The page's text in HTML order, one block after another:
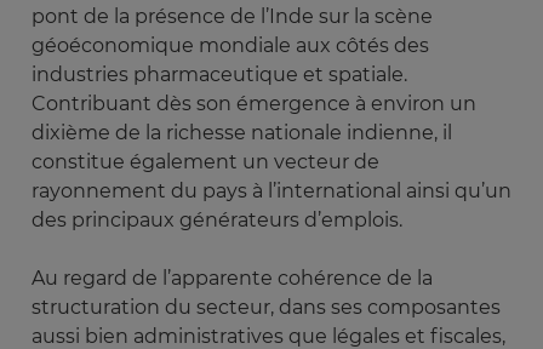
pont de la présence de l’Inde sur la scène
géoéconomique mondiale aux côtés des
industries pharmaceutique et spatiale.
Contribuant dès son émergence à environ un
dixième de la richesse nationale indienne, il
constitue également un vecteur de
rayonnement du pays à l’international ainsi qu’un
des principaux générateurs d’emplois.
Au regard de l’apparente cohérence de la
structuration du secteur, dans ses composantes
aussi bien administratives que légales et fiscales,